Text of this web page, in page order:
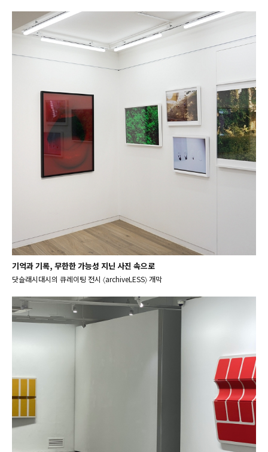
기억과 기록, 무한한 가능성 지닌 사진 속으로
닷슬래시대시의 큐레이팅 전시 〈archiveLESS〉 개막